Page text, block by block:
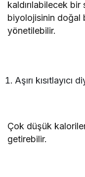
kaldırılabilecek
biyolojisinin doğal
yönetilebilir.
Aşırı kısıtlayıcı
Çok düşük
getirebilir.